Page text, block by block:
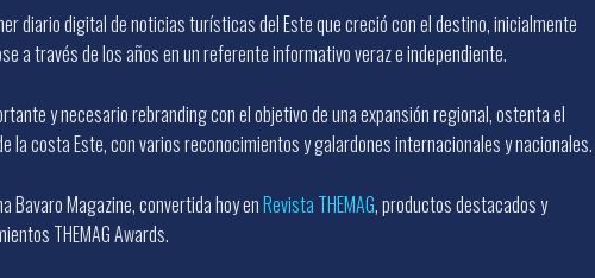
diario digital de noticias turísticas del Este que creció con el destino, inicialmente
a través de los años en un referente informativo veraz e independiente.
y necesario rebranding con el objetivo de una expansión regional, ostenta el
la costa Este, con varios reconocimientos y galardones internacionales y nacionales.
Bavaro Magazine, convertida hoy enRevista THEMAG, productos destacados y
THEMAG Awards.